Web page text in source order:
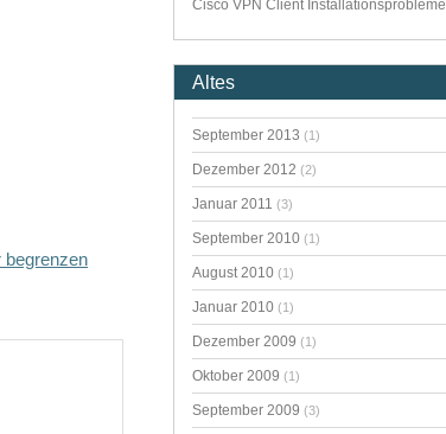
begrenzen
Cisco VPN Client Installationsprobleme
Altes
September 2013 (1)
Dezember 2012 (2)
Januar 2011 (3)
September 2010 (1)
August 2010 (1)
Januar 2010 (1)
Dezember 2009 (1)
Oktober 2009 (1)
September 2009 (3)